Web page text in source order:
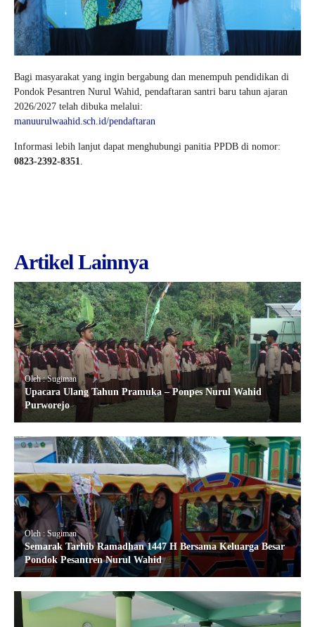
Bagi masyarakat yang ingin bergabung dan menempuh pendidikan di
Pondok Pesantren Nurul Wahid, pendaftaran santri baru tahun ajaran
2026/2027 telah dibuka melalui:
manuurulwaahid.sch.id/pendaftaran
Informasi lebih lanjut dapat menghubungi panitia PPDB di nomor:
0823-2392-8351.
Artikel Lainnya
Oleh : Sugiman
Upacara Ulang Tahun Pramuka – Ponpes Nurul Wahid
Purworejo
Oleh : Sugiman
Semarak Tarhib Ramadhan 1447 H Bersama Keluarga Besar
Pondok Pesantren Nurul Wahid